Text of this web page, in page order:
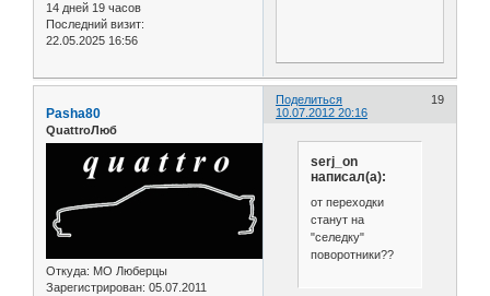
14 дней 19 часов
Последний визит:
22.05.2025 16:56
Поделиться
19
10.07.2012 20:16
Pasha80
QuattroЛюб
Откуда: МО Люберцы
Зарегистрирован: 05.07.2011
serj_on
написал(а):
от переходки
станут на
"селедку"
поворотники??